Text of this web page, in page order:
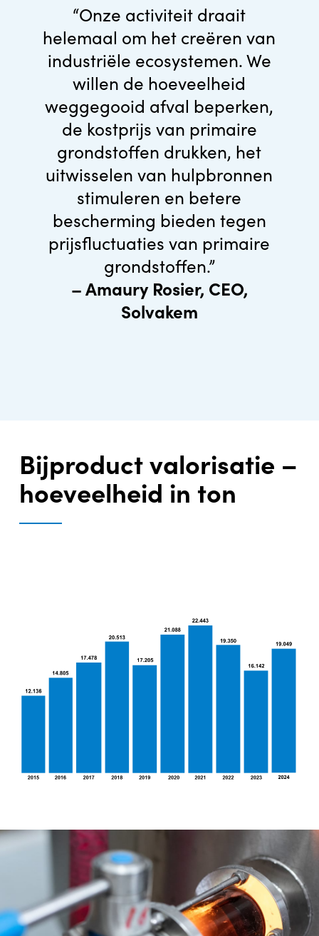
“Onze activiteit draait
helemaal om het creëren van
industriële ecosystemen. We
willen de hoeveelheid
weggegooid afval beperken,
de kostprijs van primaire
grondstoffen drukken, het
uitwisselen van hulpbronnen
stimuleren en betere
bescherming bieden tegen
prijsfluctuaties van primaire
grondstoffen.”
– Amaury Rosier, CEO,
Solvakem
Bijproduct valorisatie –
hoeveelheid in ton